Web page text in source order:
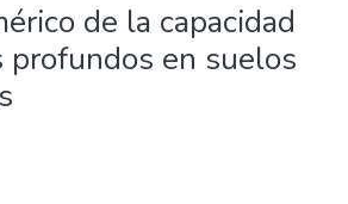
de la capacidad
profundos en suelos